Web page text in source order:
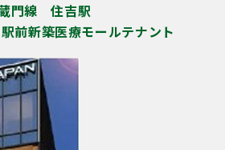
門線 住吉駅
前新築医療モールテナント